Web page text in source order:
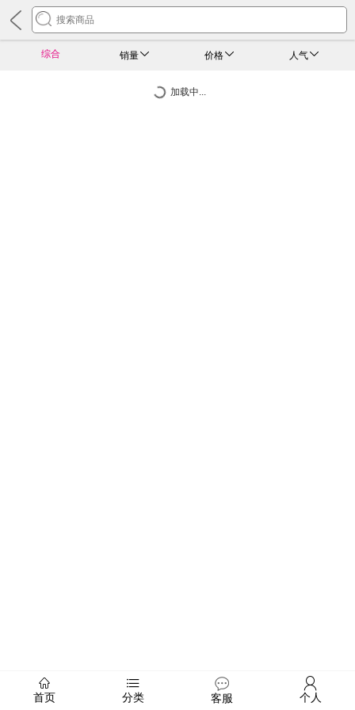
综合 销量 价格 人气
加载中...
首页 分类 客服 个人